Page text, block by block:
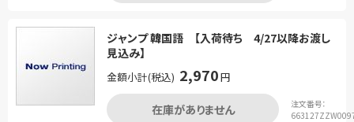
ジャンプ 韓国語 【入荷待ち 4/27以降お渡し
見込み】
金額小計(税込) 2,970円
在庫がありません
注文番号：